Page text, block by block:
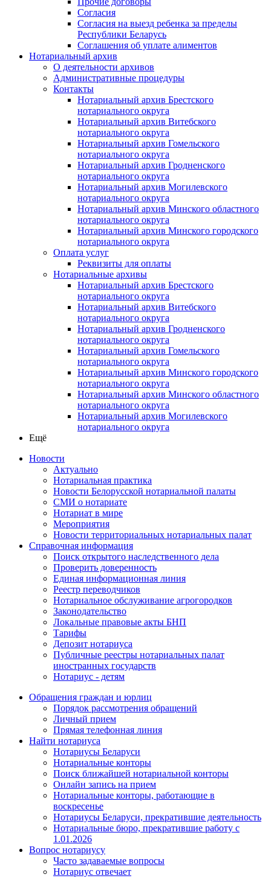
Согласия
Согласия на выезд ребенка за пределы
Республики Беларусь
Соглашения об уплате алиментов
Нотариальный архив
О деятельности архивов
Административные процедуры
Контакты
Нотариальный архив Брестского
нотариального округа
Нотариальный архив Витебского
нотариального округа
Нотариальный архив Гомельского
нотариального округа
Нотариальный архив Гродненского
нотариального округа
Нотариальный архив Могилевского
нотариального округа
Нотариальный архив Минского областного
нотариального округа
Нотариальный архив Минского городского
нотариального округа
Оплата услуг
Реквизиты для оплаты
Нотариальные архивы
Нотариальный архив Брестского
нотариального округа
Нотариальный архив Витебского
нотариального округа
Нотариальный архив Гродненского
нотариального округа
Нотариальный архив Гомельского
нотариального округа
Нотариальный архив Минского городского
нотариального округа
Нотариальный архив Минского областного
нотариального округа
Нотариальный архив Могилевского
нотариального округа
Ещё
Новости
Актуально
Нотариальная практика
Новости Белорусской нотариальной палаты
СМИ о нотариате
Нотариат в мире
Мероприятия
Новости территориальных нотариальных палат
Справочная информация
Поиск открытого наследственного дела
Проверить доверенность
Единая информационная линия
Реестр переводчиков
Нотариальное обслуживание агрогородков
Законодательство
Локальные правовые акты БНП
Тарифы
Депозит нотариуса
Публичные реестры нотариальных палат
иностранных государств
Нотариус - детям
Обращения граждан и юрлиц
Порядок рассмотрения обращений
Личный прием
Прямая телефонная линия
Найти нотариуса
Нотариусы Беларуси
Нотариальные конторы
Поиск ближайшей нотариальной конторы
Онлайн запись на прием
Нотариальные конторы, работающие в
воскресенье
Нотариусы Беларуси, прекратившие деятельность
Нотариальные бюро, прекратившие работу с
1.01.2026
Вопрос нотариусу
Часто задаваемые вопросы
Нотариус отвечает